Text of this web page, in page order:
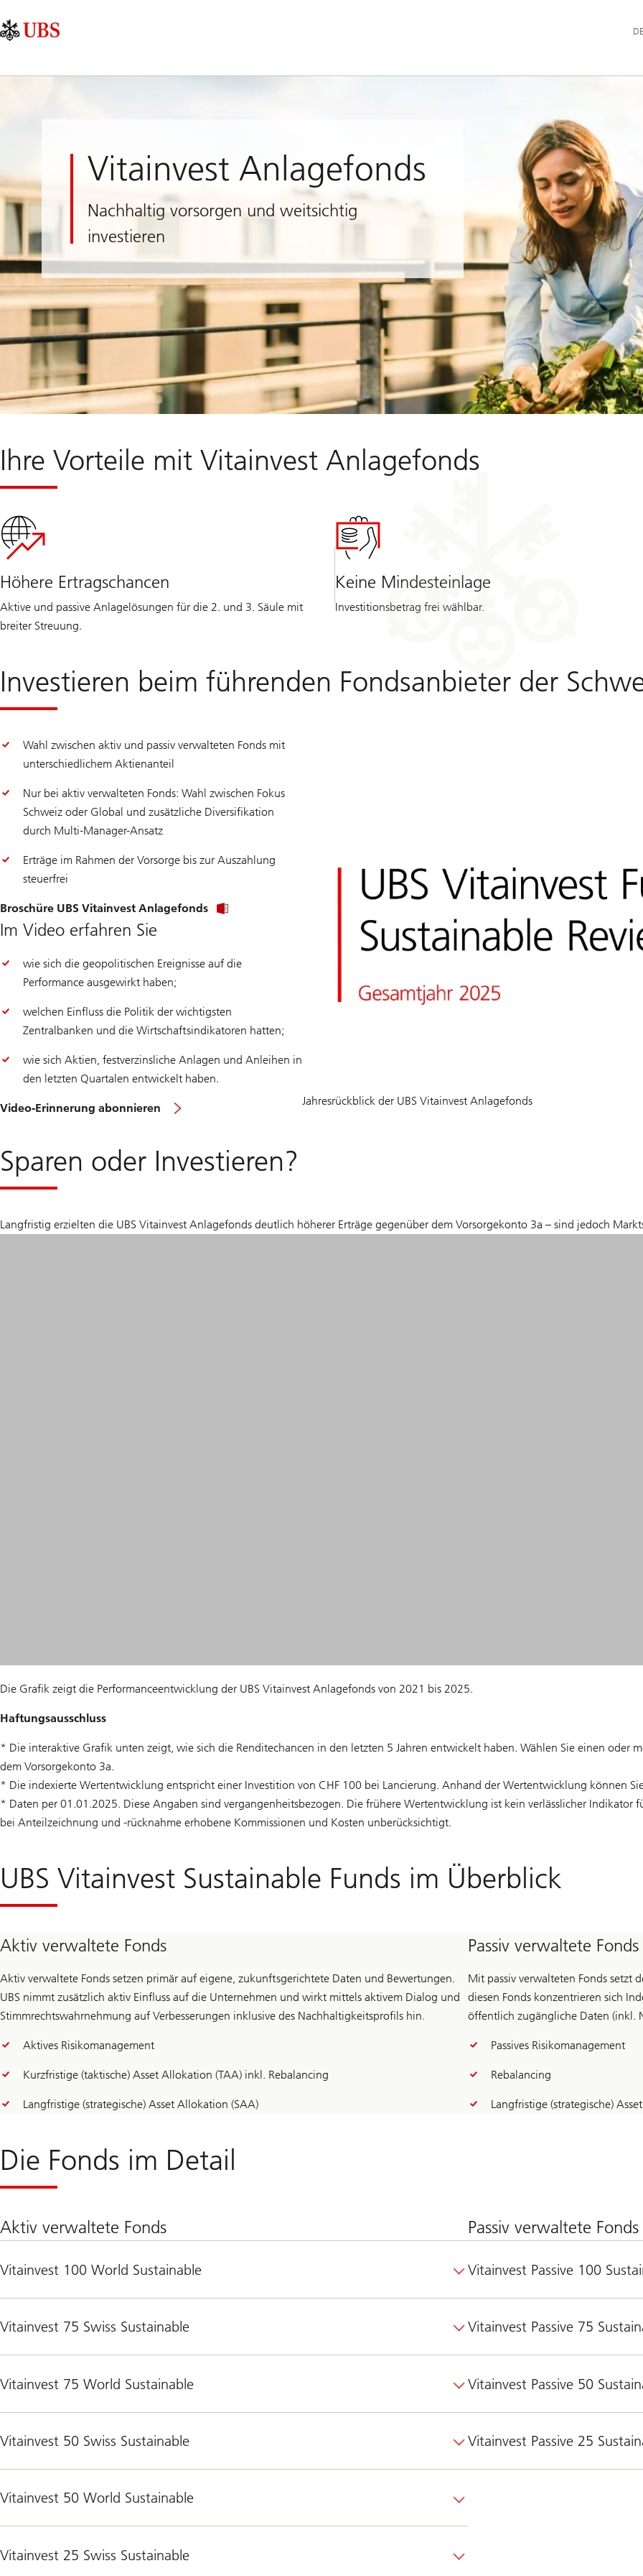
Area
Vitainvest Anlagefonds
Nachhaltig vorsorgen und weitsichtig
investieren
Ihre Vorteile mit Vitainvest Anlagefonds
Höhere Ertragschancen
Aktive und passive Anlagelösungen für die 2. und 3. Säule mit
breiter Streuung.
Keine Mindesteinlage
Investitionsbetrag frei wählbar.
Investieren beim führenden Fondsanbieter der
Wahl zwischen aktiv und passiv verwalteten Fonds mit
unterschiedlichem Aktienanteil
Nur bei aktiv verwalteten Fonds: Wahl zwischen Fokus
Schweiz oder Global und zusätzliche Diversifikation
durch Multi-Manager-Ansatz
Erträge im Rahmen der Vorsorge bis zur Auszahlung
steuerfrei
Broschüre UBS Vitainvest Anlagefonds
Im Video erfahren Sie
wie sich die geopolitischen Ereignisse auf die
Performance ausgewirkt haben;
welchen Einfluss die Politik der wichtigsten
Zentralbanken und die Wirtschaftsindikatoren hatten;
wie sich Aktien, festverzinsliche Anlagen und Anleihen in
den letzten Quartalen entwickelt haben.
Video-Erinnerung abonnieren
Jahresrückblick der UBS Vitainvest Anlagefonds
Sparen oder Investieren?
Langfristig erzielten die UBS Vitainvest Anlagefonds deutlich höherer Erträge gegenüber dem Vorsorgekonto 3a – sind jedoch
Die Grafik zeigt die Performanceentwicklung der UBS Vitainvest Anlagefonds von 2021 bis 2025.
Haftungsausschluss
* Die interaktive Grafik unten zeigt, wie sich die Renditechancen in den letzten 5 Jahren entwickelt haben. Wählen Sie einen oder
dem Vorsorgekonto 3a.
* Die indexierte Wertentwicklung entspricht einer Investition von CHF 100 bei Lancierung. Anhand der Wertentwicklung können
* Daten per 01.01.2025. Diese Angaben sind vergangenheitsbezogen. Die frühere Wertentwicklung ist kein verlässlicher Indikator
bei Anteilzeichnung und -rücknahme erhobene Kommissionen und Kosten unberücksichtigt.
UBS Vitainvest Sustainable Funds im Überblick
Aktiv verwaltete Fonds
Aktiv verwaltete Fonds setzen primär auf eigene, zukunftsgerichtete Daten und Bewertungen.
UBS nimmt zusätzlich aktiv Einfluss auf die Unternehmen und wirkt mittels aktivem Dialog und
Stimmrechtswahrnehmung auf Verbesserungen inklusive des Nachhaltigkeitsprofils hin.
Aktives Risikomanagement
Kurzfristige (taktische) Asset Allokation (TAA) inkl. Rebalancing
Langfristige (strategische) Asset Allokation (SAA)
Passiv verwaltete Fonds
Mit passiv verwalteten Fonds setzt
diesen Fonds konzentrieren sich
öffentlich zugängliche Daten (inkl.
Passives Risikomanagement
Rebalancing
Langfristige (strategische)
Die Fonds im Detail
Aktiv verwaltete Fonds
Vitainvest 100 World Sustainable
Vitainvest 75 Swiss Sustainable
Vitainvest 75 World Sustainable
Vitainvest 50 Swiss Sustainable
Vitainvest 50 World Sustainable
Vitainvest 25 Swiss Sustainable
Passiv verwaltete Fonds
Vitainvest Passive 100
Vitainvest Passive 75
Vitainvest Passive 50
Vitainvest Passive 25